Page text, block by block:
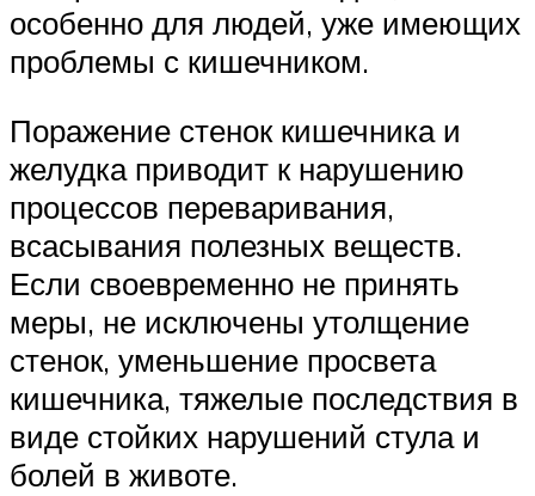
особенно для людей, уже имеющих
проблемы с кишечником.
Поражение стенок кишечника и
желудка приводит к нарушению
процессов переваривания,
всасывания полезных веществ.
Если своевременно не принять
меры, не исключены утолщение
стенок, уменьшение просвета
кишечника, тяжелые последствия в
виде стойких нарушений стула и
болей в животе.